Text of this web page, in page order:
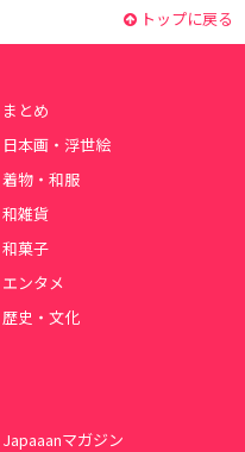
トップに戻る
まとめ
日本画・浮世絵
着物・和服
和雑貨
和菓子
エンタメ
歴史・文化
Japaaanマガジン